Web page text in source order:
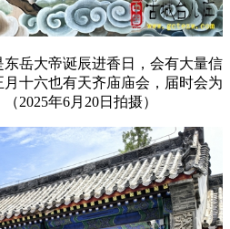
岳大帝诞辰进香日，会有大量信
十六也有天齐庙庙会，届时会为
2025年6月20日拍摄）